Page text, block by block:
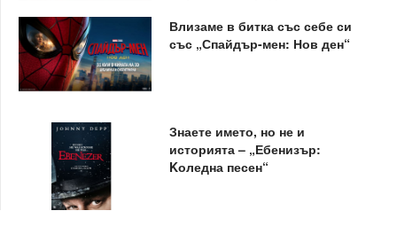
Влизаме в битка със себе си
със „Спайдър-мен: Нов ден“
Знаете името, но не и
историята – „Ебенизър:
Kоледна песен“